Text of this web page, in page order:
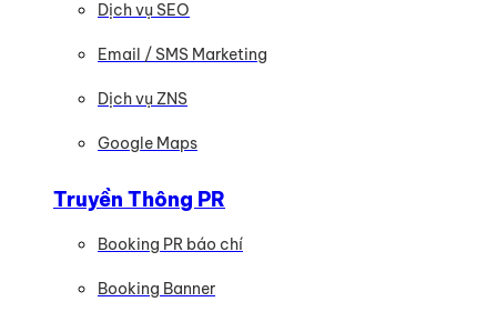
Dịch vụ SEO
Email / SMS Marketing
Dịch vụ ZNS
Google Maps
Truyền Thông PR
Booking PR báo chí
Booking Banner